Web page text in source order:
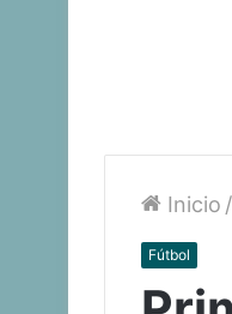
Inicio /
Fútbol